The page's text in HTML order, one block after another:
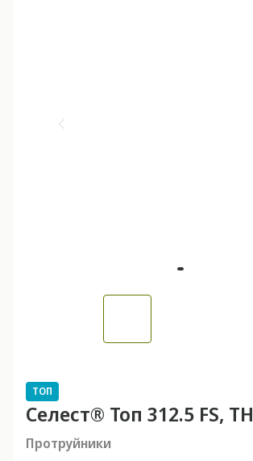
ТОП
Селест® Топ 312.5 FS, ТН
Протруйники